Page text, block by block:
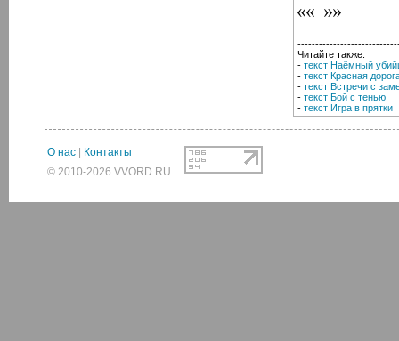
Читайте также:
- текст Наёмный
- текст Красная
- текст Встречи с
- текст Бой с тенью
- текст Игра в прятки
О нас
Контакты
© 2010-2026 VVORD.RU